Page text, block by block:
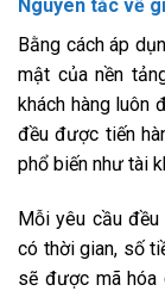
Nguyên tắc về
Bằng cách áp
mật của nền
khách hàng luôn
đều được tiến
phổ biến như tài
Mỗi yêu cầu
có thời gian, số
sẽ được mã